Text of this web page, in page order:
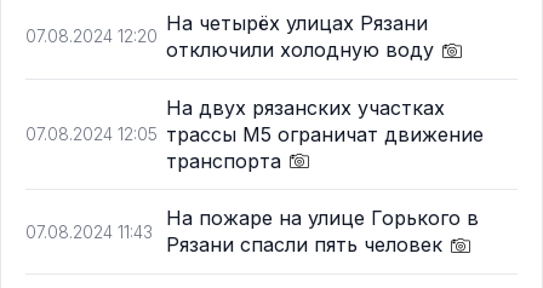
07.08.2024 12:20
На четырёх улицах Рязани
отключили холодную воду
07.08.2024 12:05
На двух рязанских участках
трассы М5 ограничат движение
транспорта
07.08.2024 11:43
На пожаре на улице Горького в
Рязани спасли пять человек